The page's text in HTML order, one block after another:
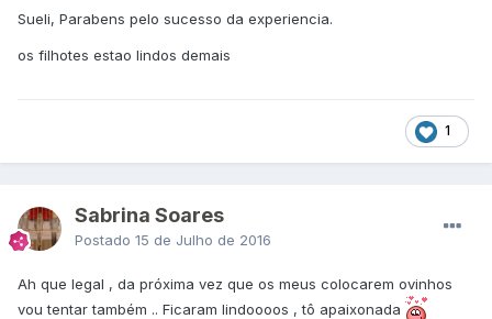
Sueli, Parabens pelo sucesso da experiencia.
os filhotes estao lindos demais
1
Sabrina Soares
Postado 15 de Julho de 2016
Ah que legal , da próxima vez que os meus colocarem ovinhos
vou tentar também .. Ficaram lindoooos , tô apaixonada